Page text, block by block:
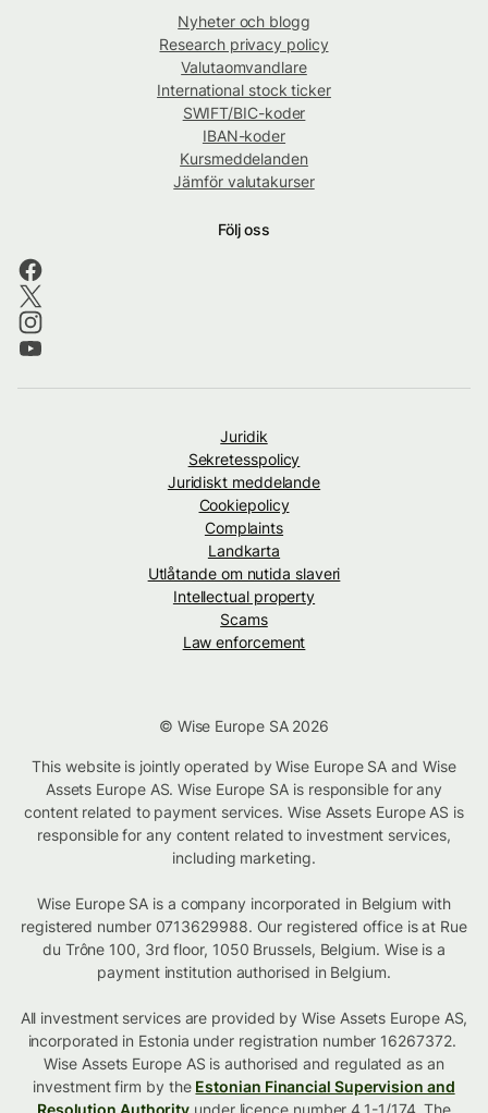
Nyheter och blogg
Research privacy policy
Valutaomvandlare
International stock ticker
SWIFT/BIC-koder
IBAN-koder
Kursmeddelanden
Jämför valutakurser
Följ oss
Juridik
Sekretesspolicy
Juridiskt meddelande
Cookiepolicy
Complaints
Landkarta
Utlåtande om nutida slaveri
Intellectual property
Scams
Law enforcement
© Wise Europe SA 2026
This website is jointly operated by Wise Europe SA and Wise
Assets Europe AS. Wise Europe SA is responsible for any
content related to payment services. Wise Assets Europe AS is
responsible for any content related to investment services,
including marketing.
Wise Europe SA is a company incorporated in Belgium with
registered number 0713629988. Our registered office is at Rue
du Trône 100, 3rd floor, 1050 Brussels, Belgium. Wise is a
payment institution authorised in Belgium.
All investment services are provided by Wise Assets Europe AS,
incorporated in Estonia under registration number 16267372.
Wise Assets Europe AS is authorised and regulated as an
investment firm by the Estonian Financial Supervision and
Resolution Authority under licence number 4.1-1/174. The